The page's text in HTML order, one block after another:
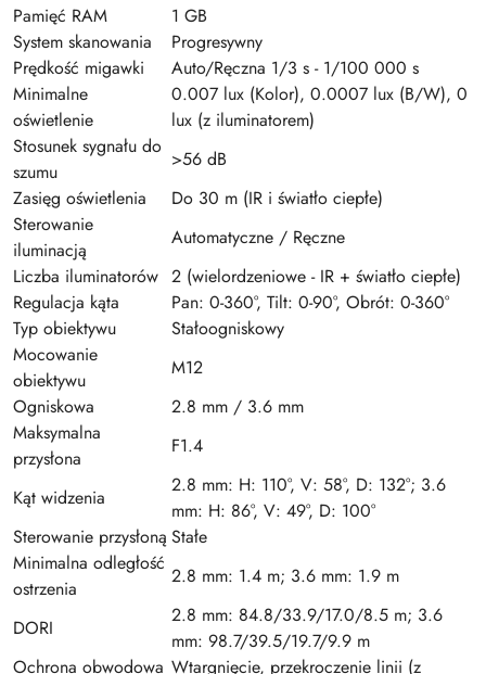
Pamięć RAM
1 GB
System skanowania
Progresywny
Prędkość migawki
Auto/Ręczna 1/3 s - 1/100 000 s
Minimalne
oświetlenie
0.007 lux (Kolor), 0.0007 lux (B/W), 0
lux (z iluminatorem)
Stosunek sygnału do
szumu
>56 dB
Zasięg oświetlenia
Do 30 m (IR i światło ciepłe)
Sterowanie
iluminacją
Automatyczne / Ręczne
Liczba iluminatorów 2 (wielordzeniowe - IR + światło ciepłe)
Regulacja kąta
Pan: 0-360°, Tilt: 0-90°, Obrót: 0-360°
Typ obiektywu
Stałoogniskowy
Mocowanie
obiektywu
M12
Ogniskowa
2.8 mm / 3.6 mm
Maksymalna
przysłona
F1.4
Kąt widzenia
2.8 mm: H: 110°, V: 58°, D: 132°; 3.6
mm: H: 86°, V: 49°, D: 100°
Sterowanie przysłoną Stałe
Minimalna odległość
ostrzenia
2.8 mm: 1.4 m; 3.6 mm: 1.9 m
DORI
2.8 mm: 84.8/33.9/17.0/8.5 m; 3.6
mm: 98.7/39.5/19.7/9.9 m
Ochrona obwodowa Wtargnięcie, przekroczenie linii (z